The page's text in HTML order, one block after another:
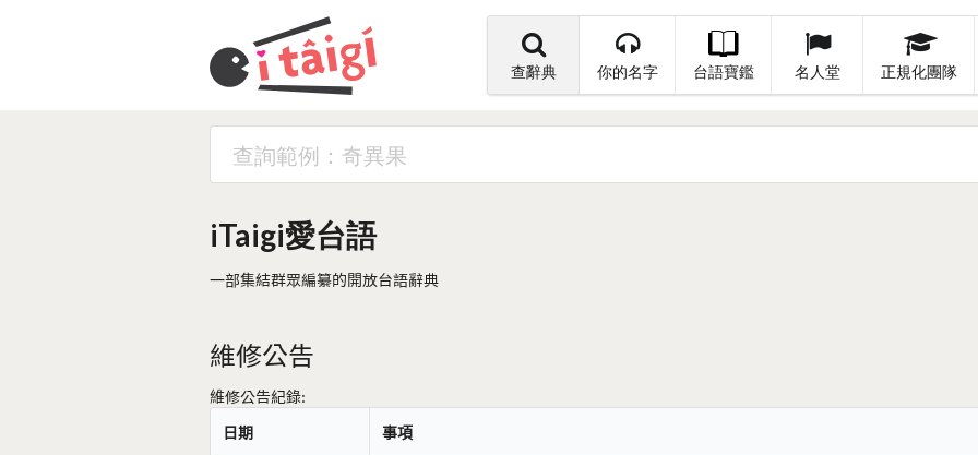
查辭典 你的名字 台語寶鑑 名人堂 正規化團隊
iTaigi愛台語
一部集結群眾編纂的開放台語辭典
維修公告
維修公告紀錄:
日期
事項